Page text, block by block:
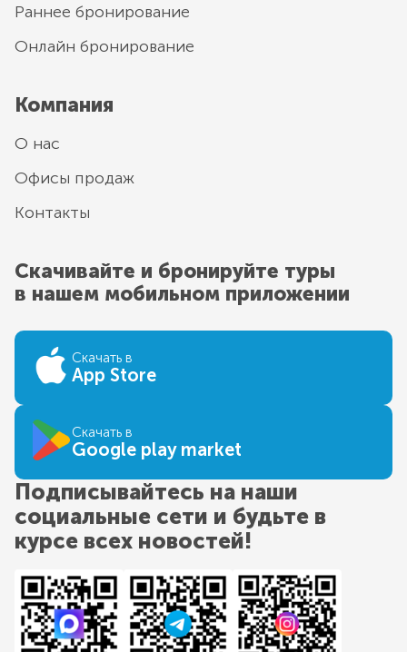
Раннее бронирование
Онлайн бронирование
Компания
О нас
Офисы продаж
Контакты
Скачивайте и бронируйте туры
в нашем мобильном приложении
Скачать в
App Store
Скачать в
Google play market
Подписывайтесь на наши
социальные сети и будьте в
курсе всех новостей!